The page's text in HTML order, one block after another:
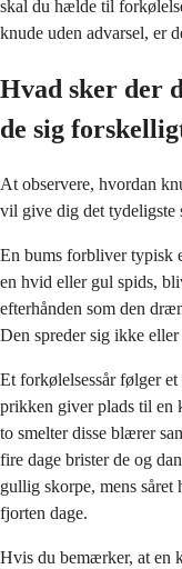
skal du hælde til
knude uden advarsel, er
Hvad sker der
de sig
At observere, hvordan
vil give dig det tydeligste
En bums forbliver typisk
en hvid eller gul spids,
efterhånden som den
Den spreder sig ikke
Et forkølelsessår følger
prikken giver plads til en
to smelter disse blærer
fire dage brister de og
gullig skorpe, mens såret
fjorten dage.
Hvis du bemærker, at en